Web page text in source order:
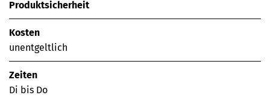
Produktsicherheit
Kosten
unentgeltlich
Zeiten
Di bis Do